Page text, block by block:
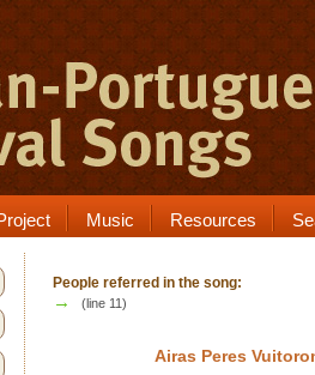
Music Resources
People referred in the song:
→ (line 11)
Airas Peres